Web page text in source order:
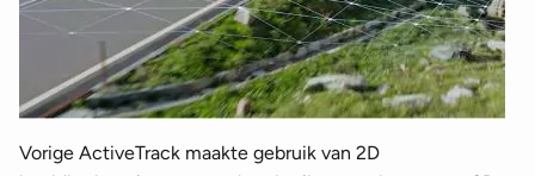
Vorige ActiveTrack maakte gebruik van 2D